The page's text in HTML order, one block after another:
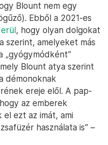
Blount nem egy
Ebből a 2021-es
, hogy olyan dolgokat
szerint, amelyeket más
„gyógymódként”
Blount atya szerint
démonoknak
ereje elől. A pap-
az emberek
el ezt az imát, ami
használata is” –